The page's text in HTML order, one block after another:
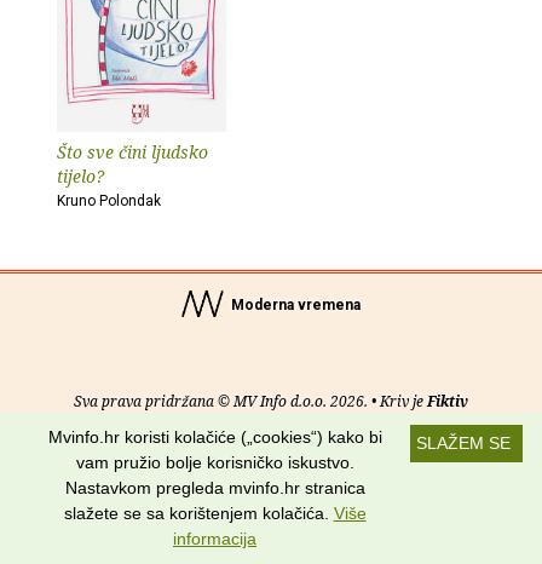
Što sve čini ljudsko
tijelo?
Kruno Polondak
Moderna vremena
Sva prava pridržana © MV Info d.o.o. 2026. • Kriv jeFiktiv
O nama• Pomoć• Uvjeti korištenja•RSS kanali
Potraži nas na:
SLAŽEM SE
Mvinfo.hr koristi kolačiće („cookies“) kako bi
vam pružio bolje korisničko iskustvo.
Nastavkom pregleda mvinfo.hr stranica
slažete se sa korištenjem kolačića. Više
informacija